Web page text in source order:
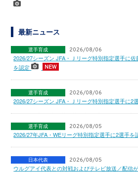
最新ニュース
選手育成 2026/08/06
2026/27シーズン JFA・Ｊリーグ特別指定選手に佐
を認定
選手育成 2026/08/06
2026/27シーズン JFA・Ｊリーグ特別指定選手に2
選手育成 2026/08/05
2026/27年JFA・WEリーグ特別指定選手に2選手
日本代表 2026/08/05
ウルグアイ代表との対戦およびテレビ放送／配